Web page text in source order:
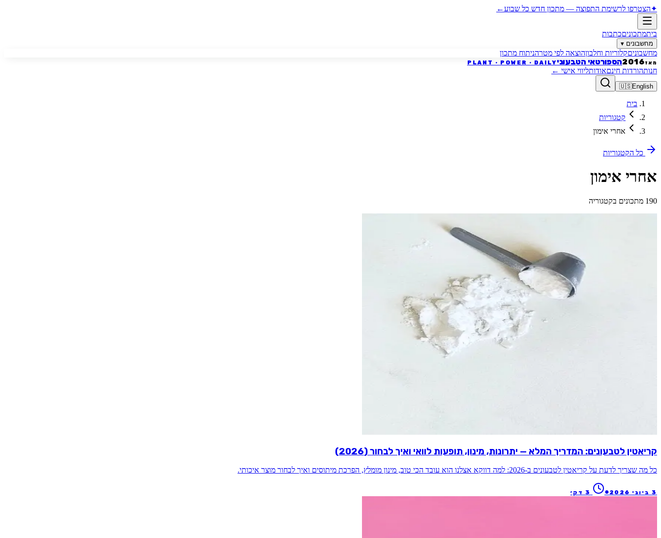
✦הצטרפו לרשימת התפוצה — מתכון חדש כל שבוע←
ביתמתכוניםכתבות
מחשבונים ▾
מחשבוניםקלוריות וחלבוןהוצאה לפי מטרהניתוח מתכון
מאז2016הספורטאי הטבעוניPLANT · POWER · DAILY
חנותהורדות חינםאודותליווי אישי ←
🇺🇸English
בית
קטגוריות
אחרי אימון
כל הקטגוריות
אחרי אימון
190 מתכונים בקטגוריה
קריאטין לטבעונים: המדריך המלא — יתרונות, מינון, תופעות לוואי ואיך לבחור (2026)
כל מה שצריך לדעת על קריאטין לטבעונים ב-2026: למה דווקא אצלנו הוא עובד הכי טוב, מינון מומלץ, הפרכת מיתוסים ואיך לבחור מוצר איכותי.
3 ביוני 2026 ●
3 דק׳